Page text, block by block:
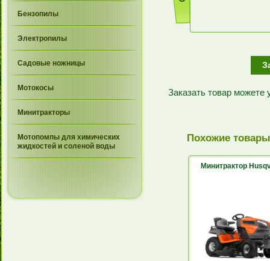
Бензопилы
Электропилы
Садовые ножницы
Мотокосы
Минитракторы
Мотопомпы для химических
жидкостей и соленой воды
Заказать товар
Похожие товары
Минитрактор